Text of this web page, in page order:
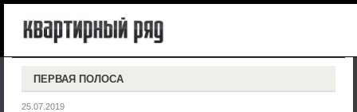
ПЕРВАЯ ПОЛОСА
25.07.2019